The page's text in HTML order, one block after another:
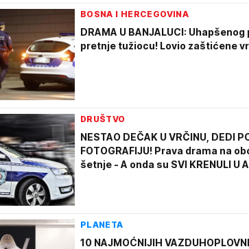
BOSNA I HERCEGOVINA
DRAMA U BANJALUCI:
pretnje tužiocu! Lovio zaštićene
DRUŠTVO
NESTAO DEČAK U VRČINU, DEDI
FOTOGRAFIJU! Prava drama na
šetnje - A onda su SVI KRENULI U
PLANETA
10 NAJMOĆNIJIH